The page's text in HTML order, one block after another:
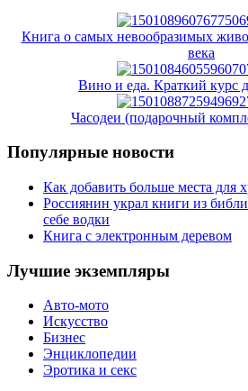
Книга о самых невообразимых
века
Вино и еда. Краткий курс
Часодеи (подарочный
Популярные новости
Как добавить больше места для
Россиянин украл книги из
себе водки
Книга с электронным деревом
Лучшие экземпляры
Авто-мото
Искусство
Бизнес
Энциклопедии
Эротика и секс